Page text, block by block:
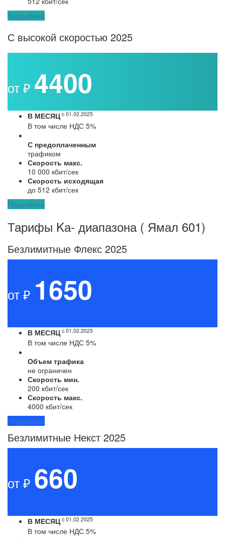
Подробнее
С высокой скоростью 2025
от ₽ 4400
В МЕСЯЦ c 01.02.2025
В том числе НДС 5%
С предоплаченным
трафиком
Скорость макс.
10 000 кбит/сек
Скорость исходящая
до 512 кбит/сек
Подробнее
Тарифы Kа- диапазона ( Ямал 601)
Безлимитные Флекс 2025
от ₽ 1650
В МЕСЯЦ c 01.02.2025
В том числе НДС 5%
Объем трафика
не ограничен
Скорость мин.
200 кбит/сек
Скорость макс.
4000 кбит/сек
Подробнее
Безлимитные Некст 2025
от ₽ 660
В МЕСЯЦ c 01.02.2025
В том числе НДС 5%